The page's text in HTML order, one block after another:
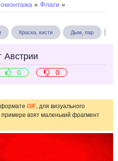
» Флаги »
Краска, кисти Дым, пар
0 0
формате GIF, для визуального
взят маленький фрагмент